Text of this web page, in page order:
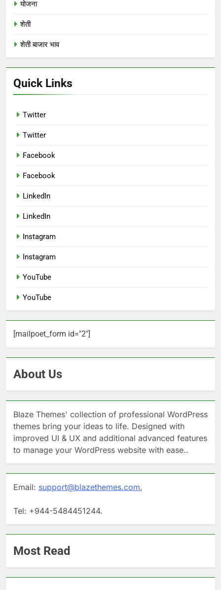
योजना
शेती
शेती बाजार भाव
Quick Links
Twitter
Twitter
Facebook
Facebook
LinkedIn
LinkedIn
Instagram
Instagram
YouTube
YouTube
[mailpoet_form id="2"]
About Us
Blaze Themes' collection of professional WordPress
themes bring your ideas to life. Designed with
improved UI & UX and additional advanced features
to manage your WordPress website with ease..
Email: support@blazethemes.com,
Tel: +944-5484451244.
Most Read